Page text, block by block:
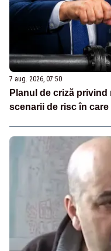
7 aug. 2026, 07:50
Planul de criză
scenarii de risc în care